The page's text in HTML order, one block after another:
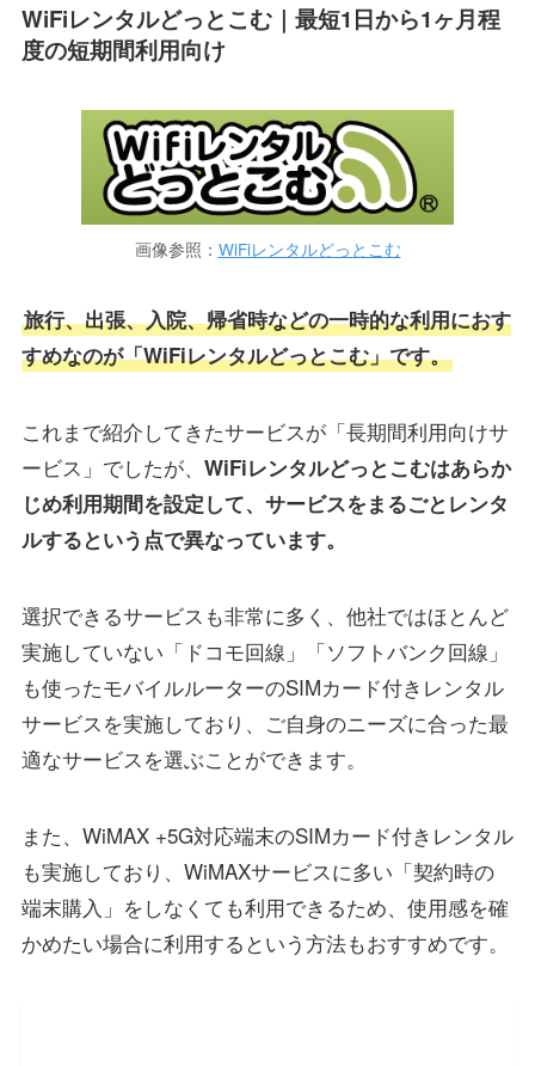
WiFiレンタルどっとこむ｜最短1日から1ヶ月程
度の短期間利用向け
画像参照： WiFiレンタルどっとこむ
旅行、出張、入院、帰省時などの一時的な利用におす
すめなのが「WiFiレンタルどっとこむ」です。
これまで紹介してきたサービスが「長期間利用向けサ
ービス」でしたが、 WiFiレンタルどっとこむはあらか
じめ利用期間を設定して、サービスをまるごとレンタ
ルするという点で異なっています。
選択できるサービスも非常に多く、他社ではほとんど
実施していない「ドコモ回線」「ソフトバンク回線」
も使ったモバイルルーターのSIMカード付きレンタル
サービスを実施しており、ご自身のニーズに合った最
適なサービスを選ぶことができます。
また、WiMAX +5G対応端末のSIMカード付きレンタル
も実施しており、WiMAXサービスに多い「契約時の
端末購入」をしなくても利用できるため、使用感を確
かめたい場合に利用するという方法もおすすめです。